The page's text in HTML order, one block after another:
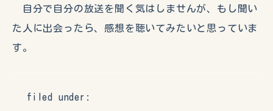
自分で自分の放送を聞く気はしませんが、もし聞い
た人に出会ったら、感想を聴いてみたいと思っていま
す。
filed under: